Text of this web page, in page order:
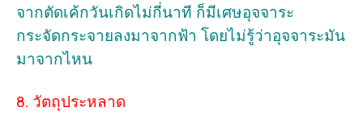
จากตัดเค้กวันเกิดไม่กี่นาที ก็มีเศษอุจจาระ
กระจัดกระจายลงมาจากฟ้า โดยไม่รู้ว่าอุจจาระมัน
มาจากไหน
8. วัตถุประหลาด